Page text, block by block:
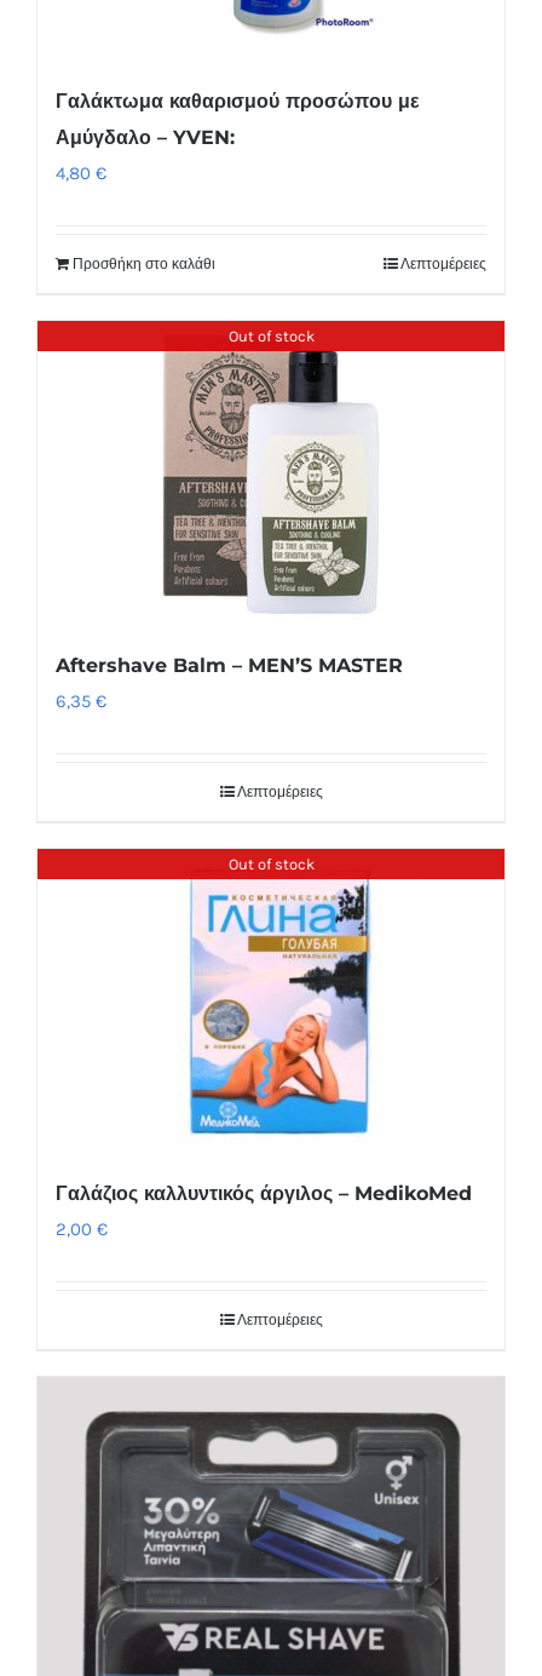
Γαλάκτωμα καθαρισμού προσώπου με
Αμύγδαλο – YVEN:
4,80 €
Προσθήκη στο καλάθι Λεπτομέρειες
Out of stock
Aftershave Balm – MEN’S MASTER
6,35 €
Λεπτομέρειες
Out of stock
Γαλάζιος καλλυντικός άργιλος – MedikoMed
2,00 €
Λεπτομέρειες